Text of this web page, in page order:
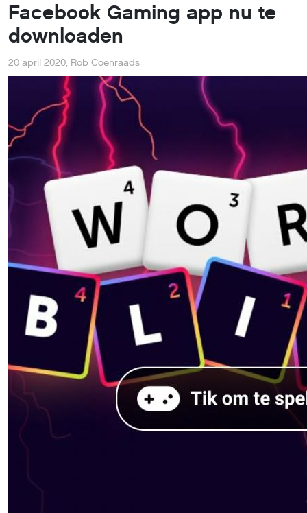
Facebook Gaming app nu te
downloaden
20 april 2020, Rob Coenraads